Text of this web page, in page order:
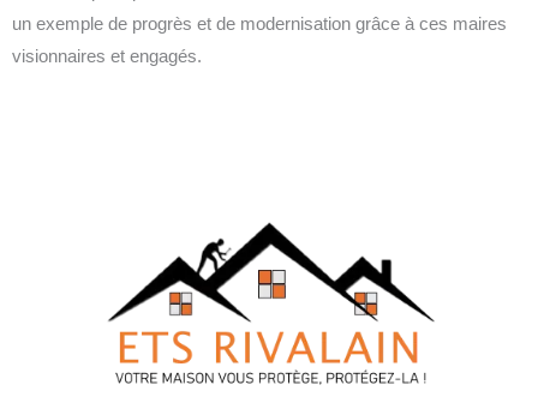
un exemple de progrès et de modernisation grâce à ces maires
visionnaires et engagés.